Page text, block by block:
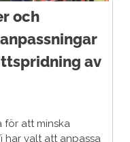
och
av
för att minska
har valt att anpassa